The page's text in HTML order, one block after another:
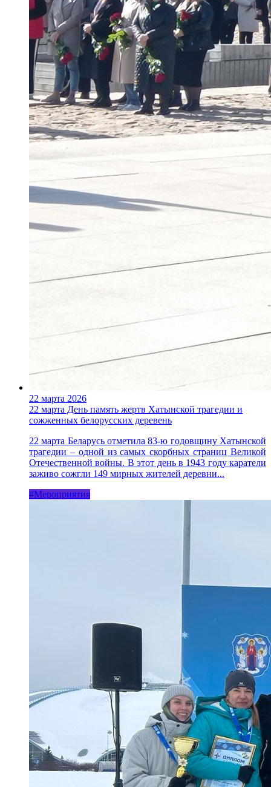
22 марта 2026
22 марта День память жертв Хатынской трагедии и
сожженных белорусских деревень
22 марта Беларусь отметила 83-ю годовщину Хатынской
трагедии – одной из самых скорбных страниц Великой
Отечественной войны. В этот день в 1943 году каратели
заживо сожгли 149 мирных жителей деревни...
#Мероприятия